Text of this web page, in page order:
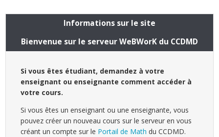
Informations sur le site
Bienvenue sur le serveur WeBWorK du CCDMD
Si vous êtes étudiant, demandez à votre
enseignant ou enseignante comment accéder à
votre cours.
Si vous êtes un enseignant ou une enseignante, vous
pouvez créer un nouveau cours sur le serveur en vous
créant un compte sur le Portail de Math du CCDMD.